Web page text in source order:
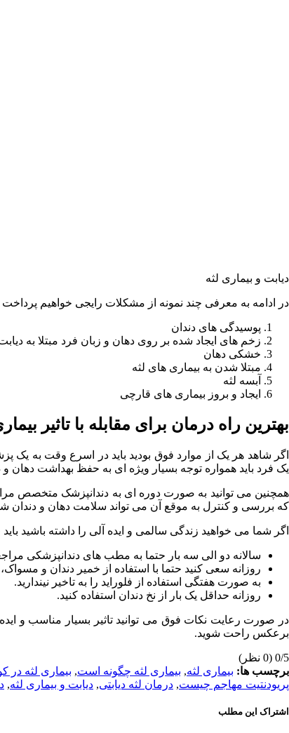
دیابت و بیماری لثه
در ادامه به معرفی چند نمونه از مشکلات رایجی خواهیم
پوسیدگی های دندان
زخم های ایجاد شده بر روی دهان و زبان فرد مبتلا به
خشکی دهان
مبتلا شدن به بیماری های لثه
آبسه لثه
ایجاد و بروز بیماری های قارچی
بهترین راه درمان برای مقابله با تاثیر
اگر شاهد هر یک از موارد فوق بودید باید در اسرع وقت به
یک فرد باید همواره توجه بسیار ویژه ای به حفظ بهداشت دهان و
همچنین می توانید به صورت دوره ای به دندانپزشک متخصص
که بررسی و کنترل به موقع آن می تواند سلامت دهان و دندان
اگر شما می خواهید زندگی سالمی و ایده آلی را داشته باشید باید
سالانه دو الی سه بار حتما به مطب های دندانپزشکی
روزانه سعی کنید حتما با استفاده از خمیر دندان و مسواک، مرتبا 2 بار دندان های خود را
به صورت هفتگی استفاده از فلوراید را به تاخیر نیندارید.
روزانه حداقل یک بار از نخ دندان استفاده کنید.
در صورت رعایت نکات فوق می توانید تاثیر بسیار مناسب و
برعکس راحت شوید.
‫0/5 ‫(0 نظر)
برچسب ها: بیماری لثه, بیماری لثه چگونه است, بیماری لثه در
پریودنتیت مهاجم چیست, درمان لثه دیابتی, دیابت و بیماری لثه,
اشتراک این مطلب